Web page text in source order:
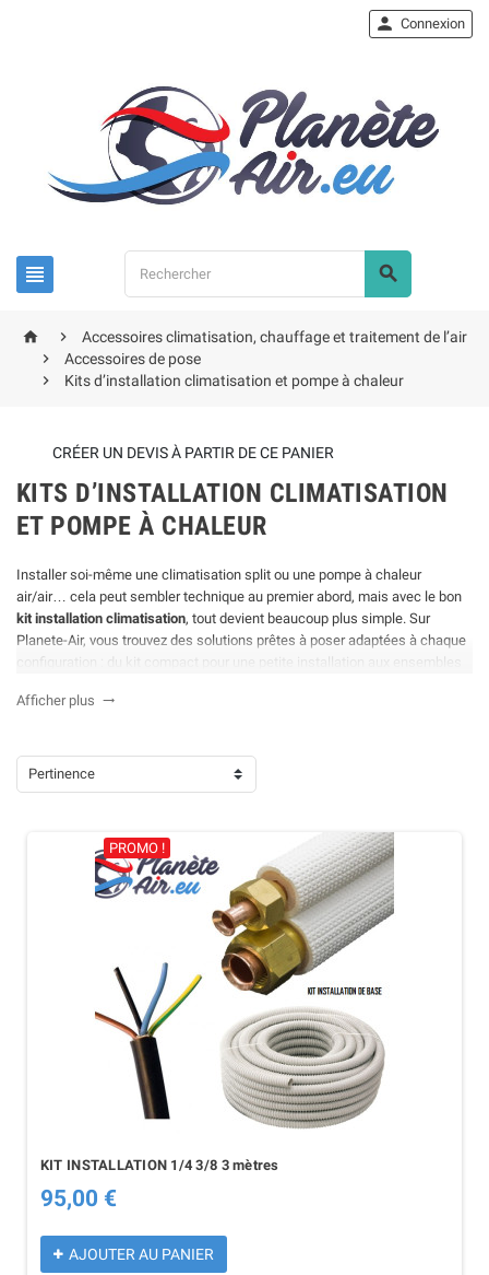
 
 Connexion
 
Accessoires climatisation, chauffage et traitement de l’air

Accessoires de pose

Kits d’installation climatisation et pompe à chaleur
CRÉER UN DEVIS À PARTIR DE CE PANIER
KITS D’INSTALLATION CLIMATISATION
ET POMPE À CHALEUR
Installer soi-même une climatisation split ou une pompe à chaleur
air/air… cela peut sembler technique au premier abord, mais avec le bon
kit installation climatisation, tout devient beaucoup plus simple. Sur
Planete-Air, vous trouvez des solutions prêtes à poser adaptées à chaque
diamètres de tuyaux,
mauvaises surprises : chaque élément est dimensionné pour offrir une
connexion fiable et durable entre vos unités intérieure et extérieure. Vous
adapté à votre projet.
Afficher plus 
Pertinence
PROMO !
KIT INSTALLATION 1/4 3/8 3 mètres
95,00 €
AJOUTER AU PANIER